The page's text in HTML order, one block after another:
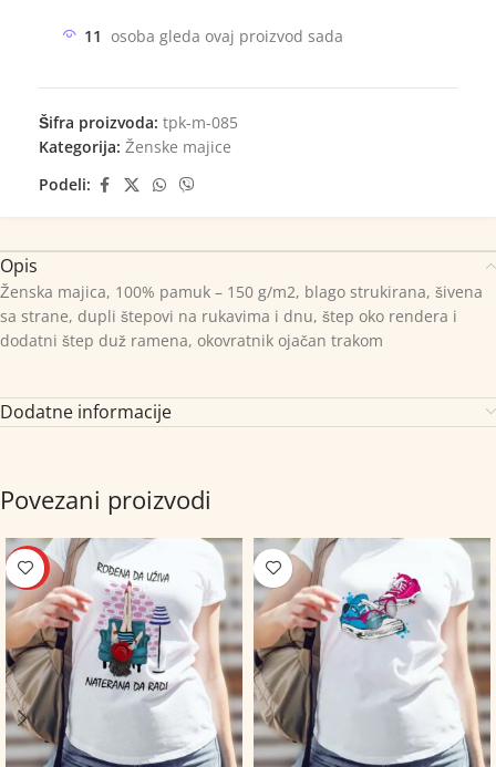
11 osoba gleda ovaj proizvod sada
Šifra proizvoda: tpk-m-085
Kategorija: Ženske majice
Podeli:
Opis
Ženska majica, 100% pamuk – 150 g/m2, blago strukirana, šivena
sa strane, dupli štepovi na rukavima i dnu, štep oko rendera i
dodatni štep duž ramena, okovratnik ojačan trakom
Dodatne informacije
Povezani proizvodi
HOT